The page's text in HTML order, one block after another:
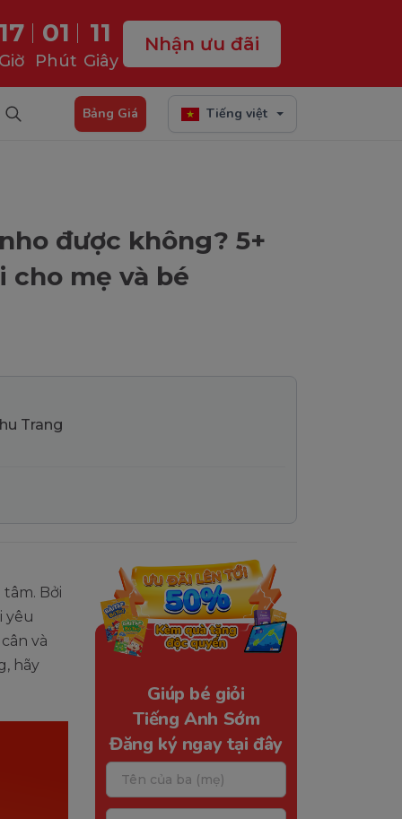
01
Phút
10
Giây
Nhận ưu đãi
Bảng Giá Tiếng việt
được không? 5+
cho mẹ và bé
Trang
Bởi
yêu
và
hãy
Giúp bé giỏi
Tiếng Anh Sớm
Đăng ký ngay tại đây